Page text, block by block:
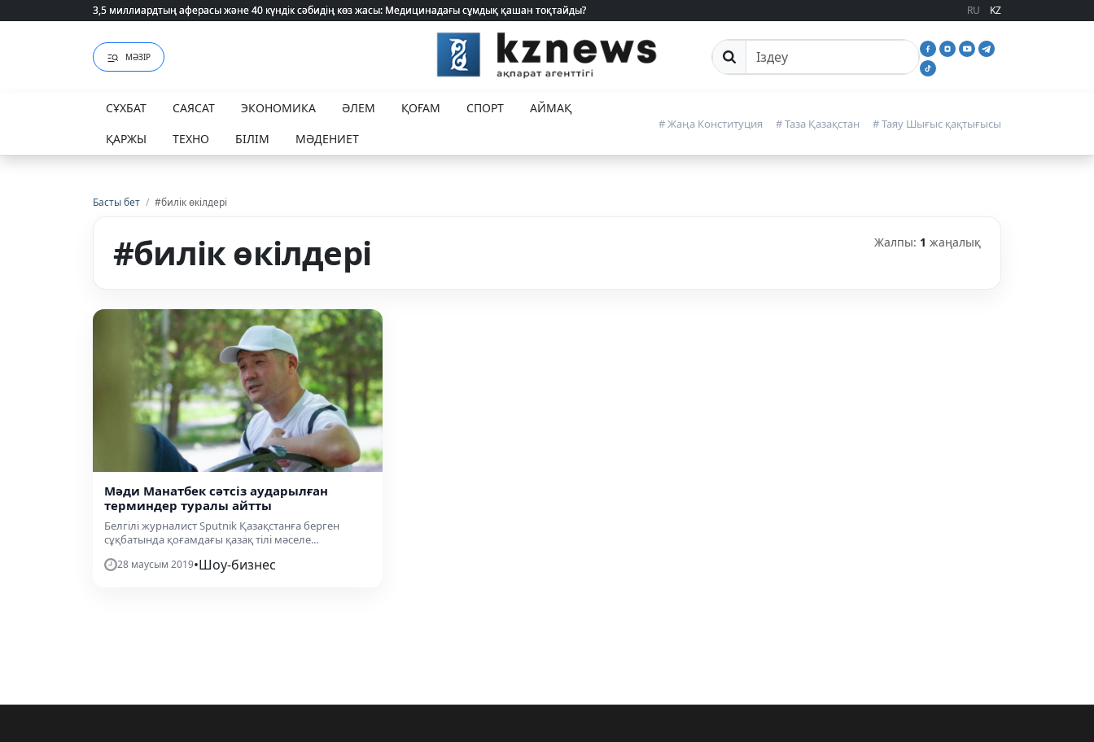
3,5 миллиардтың аферасы және 40 күндік сәбидің көз жасы: Медицинадағы сұмдық қашан тоқтайды?
3,5 миллиардтың аферасы және 40 күндік сәбидің көз жасы: Медицинадағы сұмдық қашан тоқтайды? RU KZ
МӘЗІР Сайттан іздеу
СҰХБАТ САЯСАТ ЭКОНОМИКА ӘЛЕМ ҚОҒАМ СПОРТ
АЙМАҚ
ҚАРЖЫ
ТЕХНО БІЛІМ МӘДЕНИЕТ
# Жаңа Конституция # Таза Қазақстан # Таяу Шығыс қақтығысы
Басты бет / #билік өкілдері
#билік өкілдері Жалпы: 1 жаңалық
Мәди Манатбек сәтсіз аударылған
терминдер туралы айтты
Белгілі журналист Sputnik Қазақстанға берген
сұқбатында қоғамдағы қазақ тілі мәселе...
28 маусым 2019•Шоу-бизнес